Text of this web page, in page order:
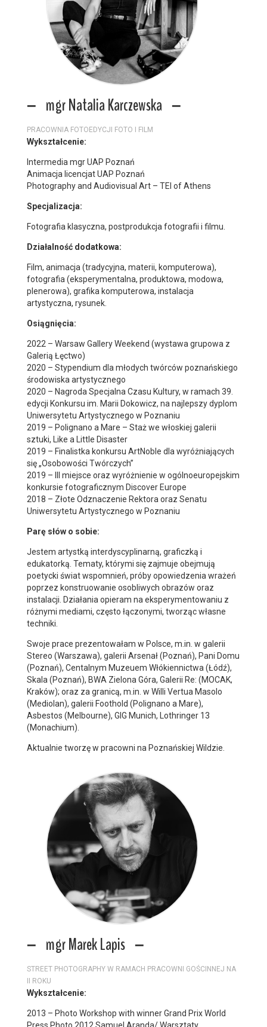
mgr Natalia Karczewska
PRACOWNIA FOTOEDYCJI FOTO I FILM
Wykształcenie:
Intermedia mgr UAP Poznań
Animacja licencjat UAP Poznań
Photography and Audiovisual Art – TEI of Athens
Specjalizacja:
Fotografia klasyczna, postprodukcja fotografii i filmu.
Działalność dodatkowa:
Film, animacja (tradycyjna, materii, komputerowa),
fotografia (eksperymentalna, produktowa, modowa,
plenerowa), grafika komputerowa, instalacja
artystyczna, rysunek.
Osiągnięcia:
2022 – Warsaw Gallery Weekend (wystawa grupowa z
Galerią Łęctwo)
2020 – Stypendium dla młodych twórców poznańskiego
środowiska artystycznego
2020 – Nagroda Specjalna Czasu Kultury, w ramach 39.
edycji Konkursu im. Marii Dokowicz, na najlepszy dyplom
Uniwersytetu Artystycznego w Poznaniu
2019 – Polignano a Mare – Staż we włoskiej galerii
sztuki, Like a Little Disaster
2019 – Finalistka konkursu ArtNoble dla wyróżniających
się „Osobowości Twórczych”
2019 – III miejsce oraz wyróżnienie w ogólnoeuropejskim
konkursie fotograficznym Discover Europe
2018 – Złote Odznaczenie Rektora oraz Senatu
Uniwersytetu Artystycznego w Poznaniu
Parę słów o sobie:
Jestem artystką interdyscyplinarną, graficzką i
edukatorką. Tematy, którymi się zajmuje obejmują
poetycki świat wspomnień, próby opowiedzenia wrażeń
poprzez konstruowanie osobliwych obrazów oraz
instalacji. Działania opieram na eksperymentowaniu z
różnymi mediami, często łączonymi, tworząc własne
techniki.
Swoje prace prezentowałam w Polsce, m.in. w galerii
Stereo (Warszawa), galerii Arsenał (Poznań), Pani Domu
(Poznań), Centalnym Muzeuem Włókiennictwa (Łódź),
Skala (Poznań), BWA Zielona Góra, Galerii Re: (MOCAK,
Kraków); oraz za granicą, m.in. w Willi Vertua Masolo
(Mediolan), galerii Foothold (Polignano a Mare),
Asbestos (Melbourne), GIG Munich, Lothringer 13
(Monachium).
Aktualnie tworzę w pracowni na Poznańskiej Wildzie.
mgr Marek Lapis
STREET PHOTOGRAPHY W RAMACH PRACOWNI GOŚCINNEJ NA
II ROKU
Wykształcenie:
2013 – Photo Workshop with winner Grand Prix World